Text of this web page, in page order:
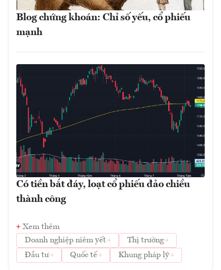
Blog chứng khoán: Chỉ số yếu, cổ phiếu
mạnh
Có tiền bắt đáy, loạt cổ phiếu đảo chiều
thành công
Xem thêm
Doanh nghiệp niêm yết
Thị trường
Đầu tư
Quốc tế Khung pháp lý